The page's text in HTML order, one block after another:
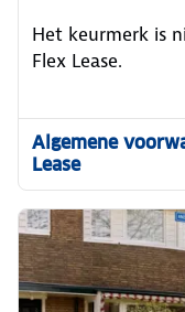
Het keurmerk is
Flex Lease.
Algemene
Lease